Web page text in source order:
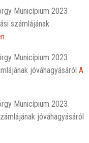
Municípium 2023
számlájának
Municípium 2023
jóváhagyásáról A
Municípium 2023
jóváhagyásáról